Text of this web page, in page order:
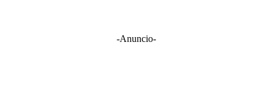
-Anuncio-